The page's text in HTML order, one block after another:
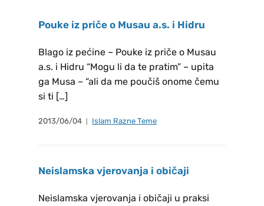
Pouke iz priče o Musau a.s. i Hidru
Blago iz pećine – Pouke iz priče o Musau
a.s. i Hidru “Mogu li da te pratim” – upita
ga Musa – “ali da me poučiš onome čemu
si ti […]
2013/06/04 Islam Razne Teme
Neislamska vjerovanja i običaji
Neislamska vjerovanja i običaji u praksi